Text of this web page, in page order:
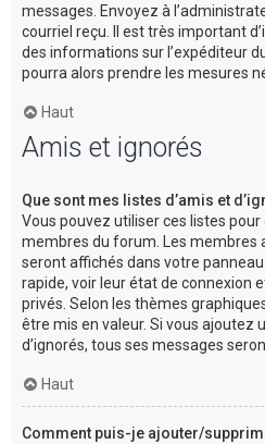
messages. Envoyez à
courriel reçu. Il est très important
des informations sur l’expéditeur
pourra alors prendre les mesures
Haut
Amis et ignorés
Que sont mes listes d’amis et
Vous pouvez utiliser ces listes
membres du forum. Les membres
seront affichés dans votre
rapide, voir leur état de connexion
privés. Selon les thèmes
être mis en valeur. Si vous ajoutez
d’ignorés, tous ses messages
Haut
Comment puis-je ajouter/